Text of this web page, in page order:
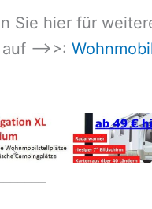
Sie hier für
–>>: